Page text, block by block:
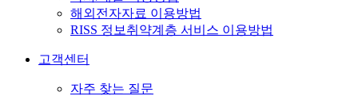
해외전자자료 이용방법
RISS 정보취약계층 서비스 이용방법
고객센터
자주 찾는 질문